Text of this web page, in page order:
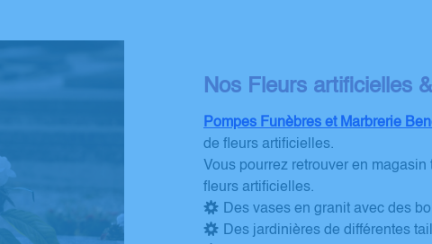
Nos Fleurs artificielles
Pompes Funèbres et Marbrerie
de fleurs artificielles.
Vous pourrez retrouver en
fleurs artificielles.
Des vases en granit avec des
Des jardinières de différentes